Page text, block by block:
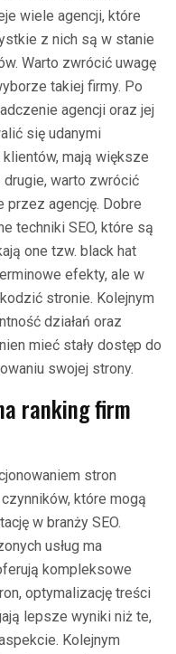
wiele agencji, które
z nich są w stanie
Warto zwrócić uwagę
takiej firmy. Po
agencji oraz jej
się udanymi
mają większe
drugie, warto zwrócić
przez agencję. Dobre
techniki SEO, które są
one tzw. black hat
efekty, ale w
stronie. Kolejnym
działań oraz
mieć stały dostęp do
swojej strony.
ranking firm
stron
które mogą
w branży SEO.
usług ma
kompleksowe
optymalizację treści
lepsze wyniki niż te,
Kolejnym